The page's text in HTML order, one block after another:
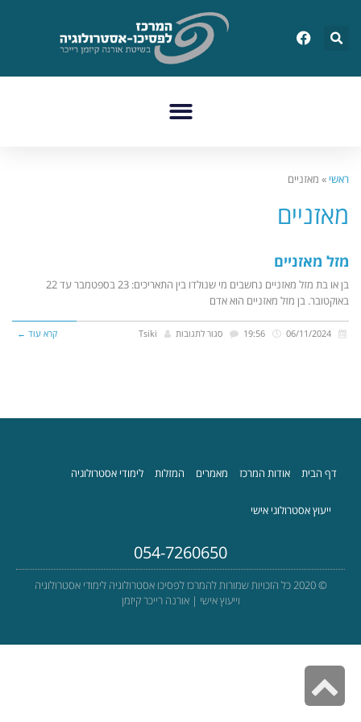
ראשי » מאזניים
מאזניים
מזל מאזניים
בן או בת מזל מאזניים נחשבים מי שנולדו בין התאריכים: 23 בספטמבר עד 22
באוקטובר. בן מזל מאזניים הוא אדם
סגור לתגובות Tsiki קרא עוד ←
דף הבית אודות המרכז מאמרים המזלות לימודי אסטרולוגיה
ייעוץ אסטרולוגי אישי
054-7260650
© 2020 כל הזכויות שמורות להמרכז לפסיכו אסטרולוגיה לימודי אסטרולוגיה
וייעוץ אישי | אורנה רייכר קיזמן
גלילה
לראש